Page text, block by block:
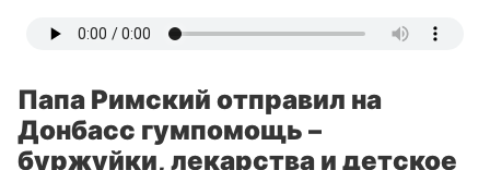
Папа Римский отправил на
Донбасс гумпомощь –
буржуйки, лекарства и детское